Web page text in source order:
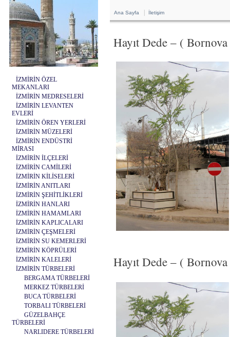
İZMİRİN ÖZEL
MEKANLARI
İZMİRİN MEDRESELERİ
İZMİRİN LEVANTEN
EVLERİ
İZMİRİN ÖREN YERLERİ
İZMİRİN MÜZELERİ
İZMİRİN ENDÜSTRİ
MİRASI
İZMİRİN İLÇELERİ
İZMİRİN CAMİLERİ
İZMİRİN KİLİSELERİ
İZMİRİN ANITLARI
İZMİRİN ŞEHİTLİKLERİ
İZMİRİN HANLARI
İZMİRİN HAMAMLARI
İZMİRİN KAPLICALARI
İZMİRİN ÇEŞMELERİ
İZMİRİN SU KEMERLERİ
İZMİRİN KÖPRÜLERİ
İZMİRİN KALELERİ
İZMİRİN TÜRBELERİ
BERGAMA TÜRBELERİ
MERKEZ TÜRBELERİ
BUCA TÜRBELERİ
TORBALI TÜRBELERİ
GÜZELBAHÇE
TÜRBELERİ
NARLIDERE TÜRBELERİ
Ana Sayfa İletişim
Hayıt Dede – (
Hayıt Dede – (